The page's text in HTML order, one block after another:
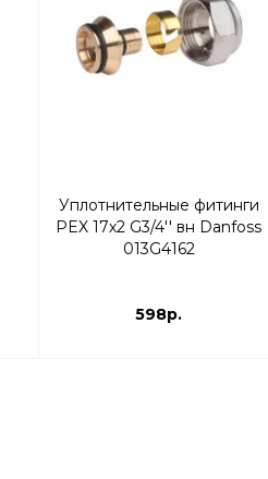
Уплотнительные фитинги
PEX 17х2 G3/4'' вн Danfoss
013G4162
598р.